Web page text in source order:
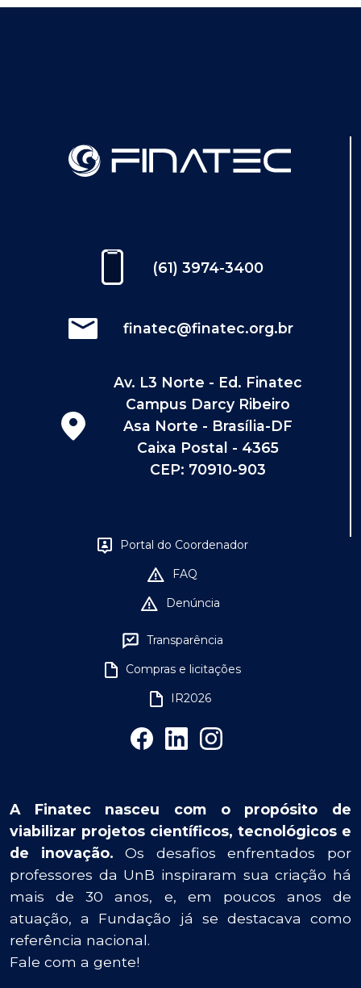
(61) 3974-3400
finatec@finatec.org.br
Av. L3 Norte - Ed. Finatec
Campus Darcy Ribeiro
Asa Norte - Brasília-DF
Caixa Postal - 4365
CEP: 70910-903
Portal do Coordenador
FAQ
Denúncia
Transparência
Compras e licitações
IR2026
A Finatec nasceu com o propósito de
viabilizar projetos científicos, tecnológicos e
de inovação. Os desafios enfrentados por
professores da UnB inspiraram sua criação há
mais de 30 anos, e, em poucos anos de
atuação, a Fundação já se destacava como
referência nacional.
Fale com a gente!